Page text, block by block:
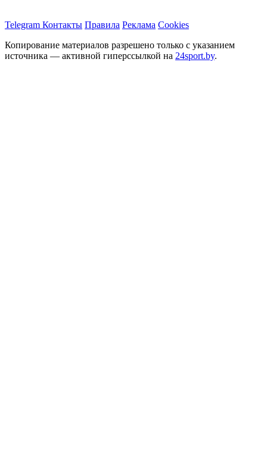
Telegram Контакты Правила Реклама Cookies
Копирование материалов разрешено только с указанием
источника — активной гиперссылкой на 24sport.by.